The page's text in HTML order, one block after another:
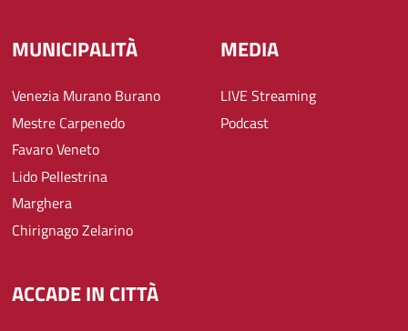
MUNICIPALITÀ
Venezia Murano Burano
Mestre Carpenedo
Favaro Veneto
Lido Pellestrina
Marghera
Chirignago Zelarino
MEDIA
LIVE Streaming
Podcast
ACCADE IN CITTÀ